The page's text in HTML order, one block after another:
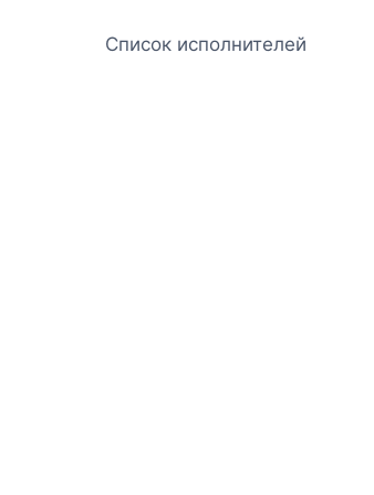
Список исполнителей